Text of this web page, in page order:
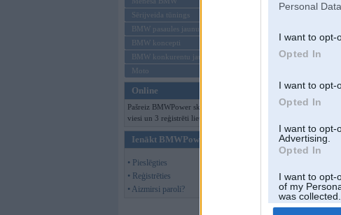
Personal
I want to opt-
Opted In
I want to opt-
Opted In
I want to opt-
Advertising.
Opted In
I want to opt-
of my
was collected.
Opted Out
Sērijveida tūnings
BMW pasaules jaunumi
BMW koncepti
BMW konkurentu jaunumi
Moto
Online
Pašreiz BMWPower skatās 144
viesi un 3 reģistrēti lietotāji.
Ienākt BMWPower
• Pieslēgties
• Reģistrēties
• Aizmirsi paroli?